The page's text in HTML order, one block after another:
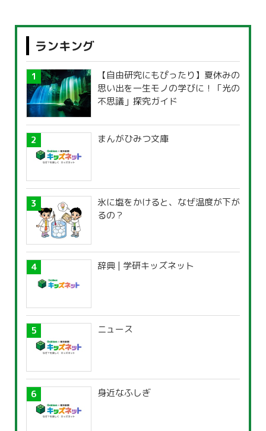
ランキング
【自由研究にもぴったり】夏休みの
思い出を一生モノの学びに！「光の
不思議」探究ガイド
まんがひみつ文庫
氷に塩をかけると、なぜ温度が下が
るの？
辞典 | 学研キッズネット
ニュース
身近なふしぎ